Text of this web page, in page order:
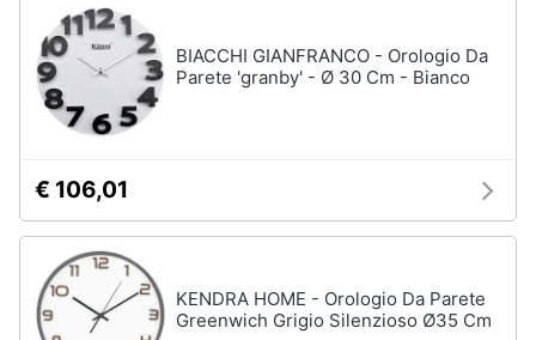
Vedi
tutti
Mobili
bagno
Divani
Divano
letto
Comodini
BIACCHI GIANFRANCO - Orologio Da
Parete 'granby' - Ø 30 Cm - Bianco
€ 106,01
KENDRA HOME - Orologio Da Parete
Greenwich Grigio Silenzioso Ø35 Cm